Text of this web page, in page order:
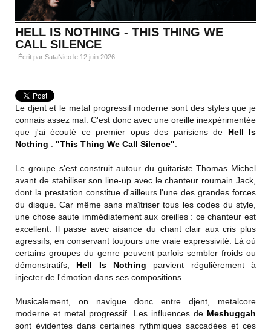
HELL IS NOTHING - THIS THING WE
CALL SILENCE
Écrit par SataNico le 12 juin 2026
Le djent et le metal progressif moderne sont des styles que je
connais assez mal. C'est donc avec une oreille inexpérimentée
que j'ai écouté ce premier opus des parisiens de Hell Is
Nothing : "This Thing We Call Silence"
Le groupe s'est construit autour du guitariste Thomas Michel
avant de stabiliser son line-up avec le chanteur roumain Jack,
dont la prestation constitue d'ailleurs l'une des grandes forces
du disque. Car même sans maîtriser tous les codes du style,
une chose saute immédiatement aux oreilles : ce chanteur est
excellent. Il passe avec aisance du chant clair aux cris plus
agressifs, en conservant toujours une vraie expressivité. Là où
certains groupes du genre peuvent parfois sembler froids ou
démonstratifs, Hell Is Nothing parvient régulièrement à
injecter de l'émotion dans ses compositions.
Musicalement, on navigue donc entre djent, metalcore
moderne et metal progressif. Les influences de Meshuggah
sont évidentes dans certaines rythmiques saccadées et ces